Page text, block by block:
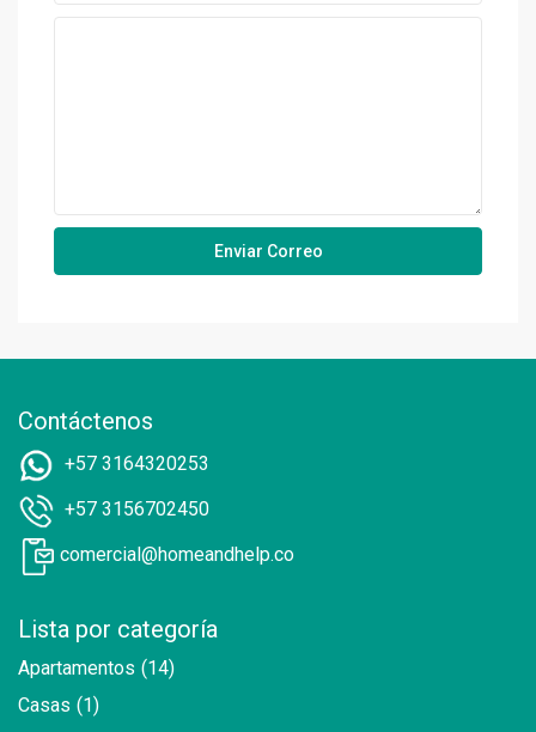
Contáctenos
+57 3164320253
+57 3156702450
comercial@homeandhelp.co
Lista por categoría
Apartamentos (14)
Casas (1)